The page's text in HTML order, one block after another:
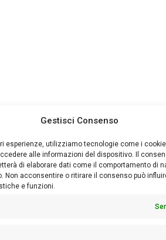
Gestisci Consenso
esperienze, utilizziamo tecnologie come i
alle informazioni del dispositivo. Il
di elaborare dati come il comportamento di
Non acconsentire o ritirare il consenso può
e funzioni.
Giampaolo Cirronis Ditta individuale